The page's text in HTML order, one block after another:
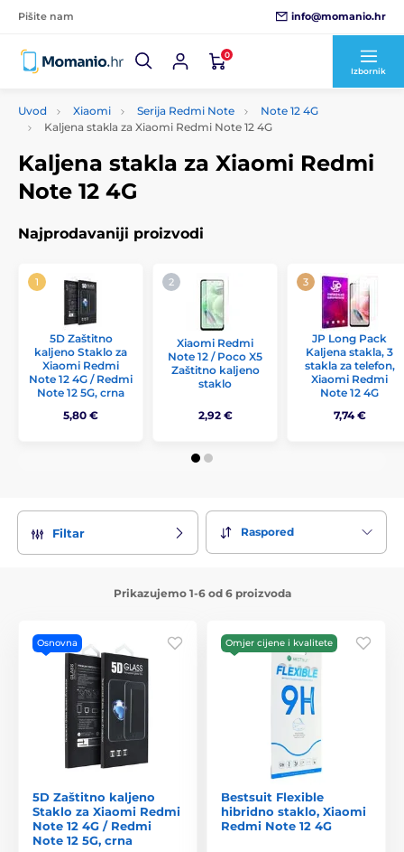
Pišite nam info@momanio.hr
0
Izbornik
Uvod Xiaomi Serija Redmi Note
Note 12 4G
Kaljena stakla za Xiaomi Redmi Note 12 4G
Kaljena stakla za Xiaomi Redmi
Note 12 4G
Najprodavaniji proizvodi
5D Zaštitno
kaljeno Staklo za
Xiaomi Redmi
Note 12 4G / Redmi
Note 12 5G, crna
5,80 €
Xiaomi Redmi
Note 12 / Poco X5
Zaštitno kaljeno
staklo
2,92 €
JP Long Pack
Kaljena stakla, 3
stakla za telefon,
Xiaomi Redmi
Note 12 4G
7,74 €
Filtar Raspored
Prikazujemo 1-6 od 6 proizvoda
Osnovna
5D Zaštitno kaljeno
Staklo za Xiaomi Redmi
Note 12 4G / Redmi
Note 12 5G, crna
Omjer cijene i kvalitete
Bestsuit Flexible
hibridno staklo, Xiaomi
Redmi Note 12 4G